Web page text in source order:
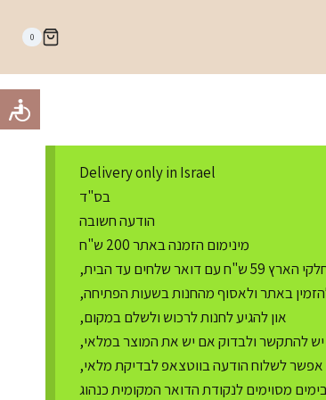
0
Delivery only in Israel
בס"ד
הודעה חשובה
מינימום הזמנה באתר 200 ש"ח
שלחים עד הבית,
באתר ולאסוף מהחנות בשעות הפתיחה,
און להגיע לחנות לרכוש ולשלם במקום,
יש להתקשר ולבדוק אם יש את המוצר במלאי,
אפשר לשלוח הודעה בווטצאפ לבדיקת מלאי,
מסוימים לנקודת הדואר המקומית כנהוג